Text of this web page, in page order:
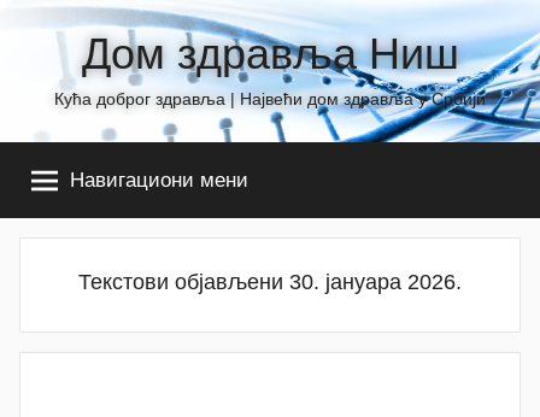
content
Дом здравља Ниш
Кућа доброг здравља | Највећи дом здравља у Србији
Навигациони мени
Текстови објављени 30. јануара 2026.